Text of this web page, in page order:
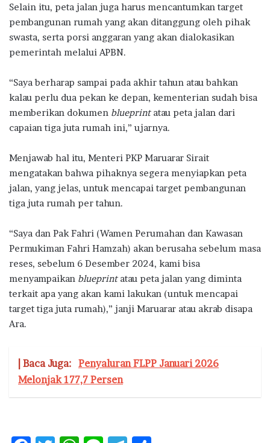
Selain itu, peta jalan juga harus mencantumkan target
pembangunan rumah yang akan ditanggung oleh pihak
swasta, serta porsi anggaran yang akan dialokasikan
pemerintah melalui APBN.
“Saya berharap sampai pada akhir tahun atau bahkan
kalau perlu dua pekan ke depan, kementerian sudah bisa
memberikan dokumen blueprintatau peta jalan dari
capaian tiga juta rumah ini,” ujarnya.
Menjawab hal itu, Menteri PKP Maruarar Sirait
mengatakan bahwa pihaknya segera menyiapkan peta
jalan, yang jelas, untuk mencapai target pembangunan
tiga juta rumah per tahun.
“Saya dan Pak Fahri (Wamen Perumahan dan Kawasan
Permukiman Fahri Hamzah) akan berusaha sebelum masa
reses, sebelum 6 Desember 2024, kami bisa
menyampaikan blueprint atau peta jalan yang diminta
terkait apa yang akan kami lakukan (untuk mencapai
target tiga juta rumah),” janji Maruarar atau akrab disapa
Ara.
| Baca Juga: Penyaluran FLPP Januari 2026
Melonjak 177,7 Persen